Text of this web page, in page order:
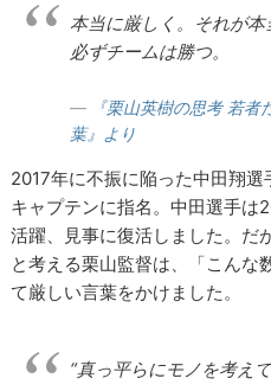
本当に厳しく。それが本
必ずチームは勝つ。
『栗山英樹の思考 若
葉』より
2017年に不振に陥った中田翔
キャプテンに指名。中田選手は
活躍、見事に復活しました。だ
と考える栗山監督は、「こんな
て厳しい言葉をかけました。
“真っ平らにモノを考え